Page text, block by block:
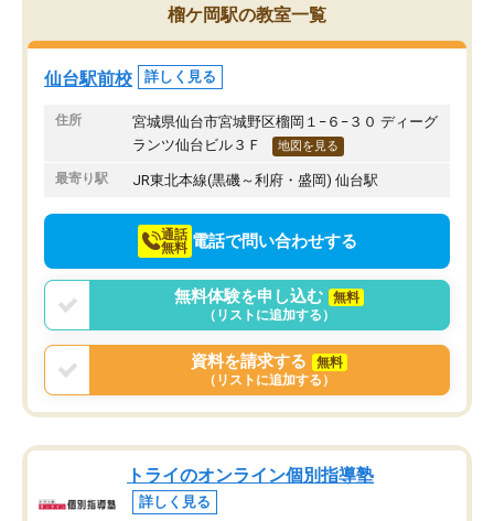
榴ケ岡駅の教室一覧
仙台駅前校 詳しく見る
住所
宮城県仙台市宮城野区榴岡１−６−３０ ディーグ
ランツ仙台ビル３Ｆ
地図を見る
最寄り駅 JR東北本線(黒磯～利府・盛岡) 仙台駅
通話
無料 電話で問い合わせする
無料体験を申し込む
無料
（リストに追加する）
資料を請求する
無料
（リストに追加する）
トライのオンライン個別指導塾
詳しく見る